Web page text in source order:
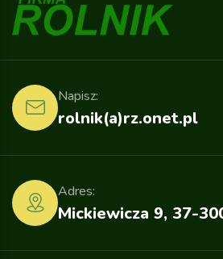
rolnik(a)rz.onet.pl
Napisz:
Mickiewicza 9, 37-
Adres: